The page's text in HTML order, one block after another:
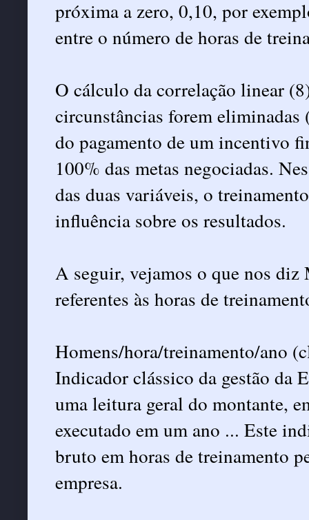
próxima a zero, 0,10, por
entre o número de horas de
O cálculo da correlação linear
circunstâncias forem
do pagamento de um incentivo
100% das metas negociadas.
das duas variáveis, o
influência sobre os resultados.
A seguir, vejamos o que nos
referentes às horas de
Homens/hora/treinamento/ano
Indicador clássico da gestão da
uma leitura geral do montante,
executado em um ano ... Este
bruto em horas de treinamento
empresa.